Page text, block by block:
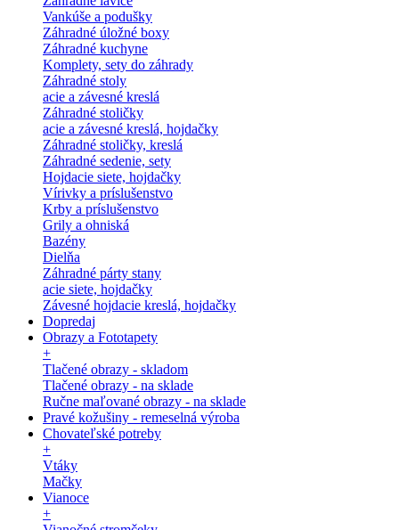
Vankúše a podušky
Záhradné úložné boxy
Záhradné kuchyne
Komplety, sety do záhrady
Záhradné stoly
acie a závesné kreslá
Záhradné stoličky
acie a závesné kreslá, hojdačky
Záhradné stoličky, kreslá
Záhradné sedenie, sety
Hojdacie siete, hojdačky
Vírivky a príslušenstvo
Krby a príslušenstvo
Grily a ohniská
Bazény
Dielňa
Záhradné párty stany
acie siete, hojdačky
Závesné hojdacie kreslá, hojdačky
Dopredaj
Obrazy a Fototapety
+
Tlačené obrazy - skladom
Tlačené obrazy - na sklade
Ručne maľované obrazy - na sklade
Pravé kožušiny - remeselná výroba
Chovateľské potreby
+
Vtáky
Mačky
Vianoce
+